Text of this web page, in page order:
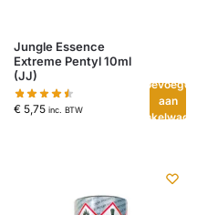
Jungle Essence
Extreme Pentyl 10ml
(JJ)
€ 5,75 inc. BTW
Toevoegen
aan
winkelwagen